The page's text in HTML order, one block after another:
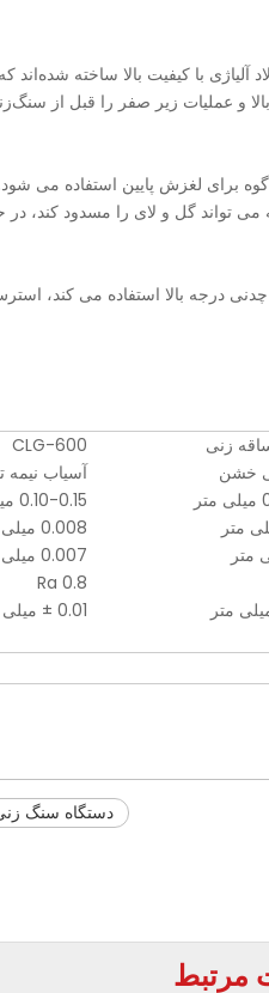
با کیفیت بالا ساخته شده‌اند
و عملیات زیر صفر را قبل از
برای لغزش پایین استفاده
می تواند گل و لای را مسدود کند،
درجه بالا استفاده می کند،
زنی
CLG-600
خشن آسیاب نیمه
0.10-0.15 میلی متر
0.008 میلی متر
0.007 میلی متر
Ra 0.8
0.01 ± میلی متر
دستگاه سنگ
مرتبط